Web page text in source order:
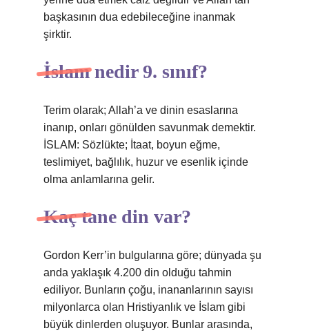
başkasının dua edebileceğine inanmak
şirktir.
İslam nedir 9. sınıf?
Terim olarak; Allah’a ve dinin esaslarına
inanıp, onları gönülden savunmak demektir.
İSLAM: Sözlükte; İtaat, boyun eğme,
teslimiyet, bağlılık, huzur ve esenlik içinde
olma anlamlarına gelir.
Kaç tane din var?
Gordon Kerr’in bulgularına göre; dünyada şu
anda yaklaşık 4.200 din olduğu tahmin
ediliyor. Bunların çoğu, inananlarının sayısı
milyonlarca olan Hristiyanlık ve İslam gibi
büyük dinlerden oluşuyor. Bunlar arasında,